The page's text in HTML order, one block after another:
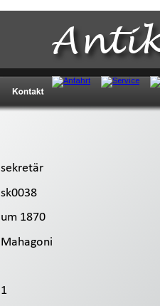
sekretär
sk0038
um 1870
Mahagoni
1